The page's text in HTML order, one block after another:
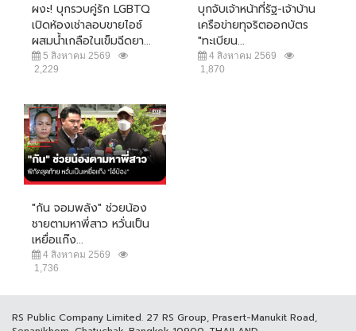
ผงะ! บุกรวบคู่รัก LGBTQ
เปิดห้องเช่าลอบขายไอซ์
ผสมน้ำเกลือในเข็มฉีดยา...
5 สิงหาคม 2569
2,229
บุกจับเจ้าหน้าที่รัฐ-เจ้าบ้าน
เครือข่ายทุจริตออกบัตร
"ทะเบียน...
4 สิงหาคม 2569
1,870
"กัน จอมพลัง" ช่วยน้อง
ชายตามหาพี่สาว หวั่นเป็น
เหยื่อแก๊ง...
4 สิงหาคม 2569
1,736
RS Public Company Limited. 27 RS Group, Prasert-Manukit Road,